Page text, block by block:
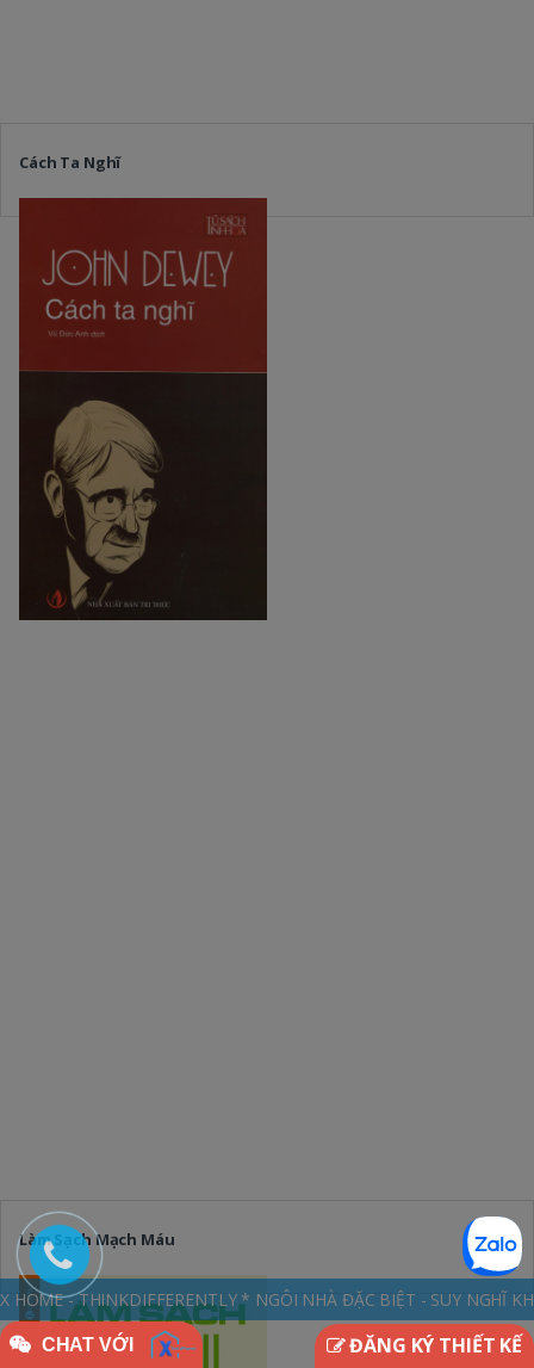
Cách Ta Nghĩ
Làm Sạch Mạch Máu
ĐĂNG KÝ THIẾT KẾ
CHAT VỚI
* NGÔI NHÀ ĐẶC BIỆT - SUY NGHĨ KHÁC BIỆT